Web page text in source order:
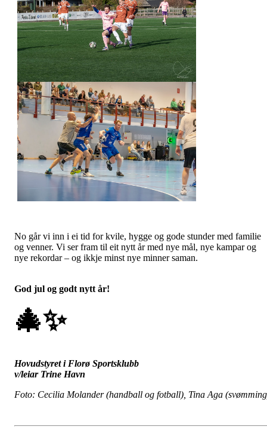
No går vi inn i ei tid for kvile, hygge og gode stunder med familie
og venner. Vi ser fram til eit nytt år med nye mål, nye kampar og
nye rekordar – og ikkje minst nye minner saman.
God jul og godt nytt år!
🎄✨
Hovudstyret i Florø Sportsklubb
v/leiar Trine Havn
Foto: Cecilia Molander (handball og fotball), Tina Aga